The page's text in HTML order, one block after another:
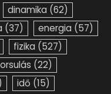
dinamika (62)
(37) energia (57)
fizika (527)
(22)
idő (15)